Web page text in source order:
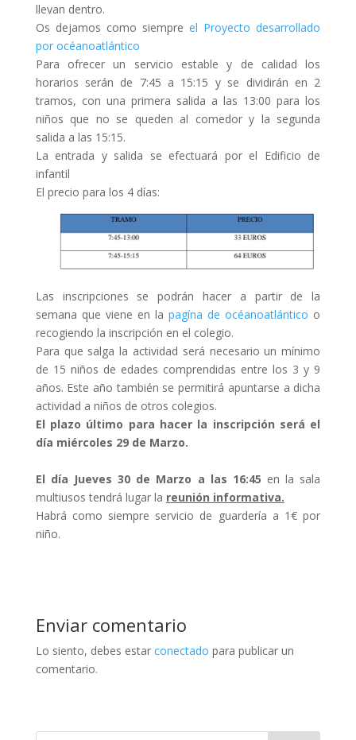
llevan dentro.
Os dejamos como siempreel Proyecto desarrollado
por océanoatlántico
Para ofrecer un servicio estable y de calidad los
horarios serán de 7:45 a 15:15 y se dividirán en 2
tramos, con una primera salida a las 13:00 para los
niños que no se queden al comedor y la segunda
salida a las 15:15.
La entrada y salida se efectuará por el Edificio de
infantil
El precio para los 4 días:
Las inscripciones se podrán hacer a partir de la
semana que viene en lapagína de océanoatlántico o
recogiendo la inscripción en el colegio.
Para que salga la actividad será necesario un mínimo
de 15 niños de edades comprendidas entre los 3 y 9
años. Este año también se permitirá apuntarse a dicha
actividad a niños de otros colegios.
El plazo último para hacer la inscripción será el
día miércoles 29 de Marzo.
El día Jueves 30 de Marzo a las 16:45 en la sala
multiusos tendrá lugar la reunión informativa.
Habrá como siempre servicio de guardería a 1€ por
niño.
Enviar comentario
Lo siento, debes estar conectado para publicar un
comentario.